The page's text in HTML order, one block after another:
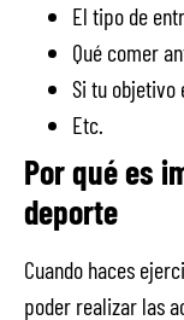
El tipo de
Qué comer
Si tu objetivo
Etc.
Por qué es
deporte
Cuando haces
poder realizar las